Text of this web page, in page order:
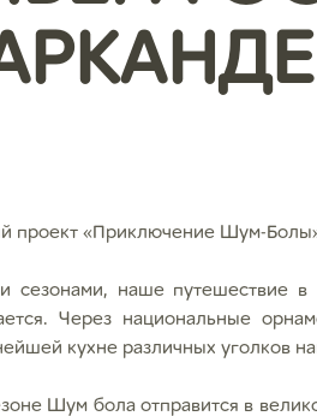
проект «Приключение Шум-
сезонами, наше путешествие
Через национальные
кухне различных уголков
Шум бола отправится в